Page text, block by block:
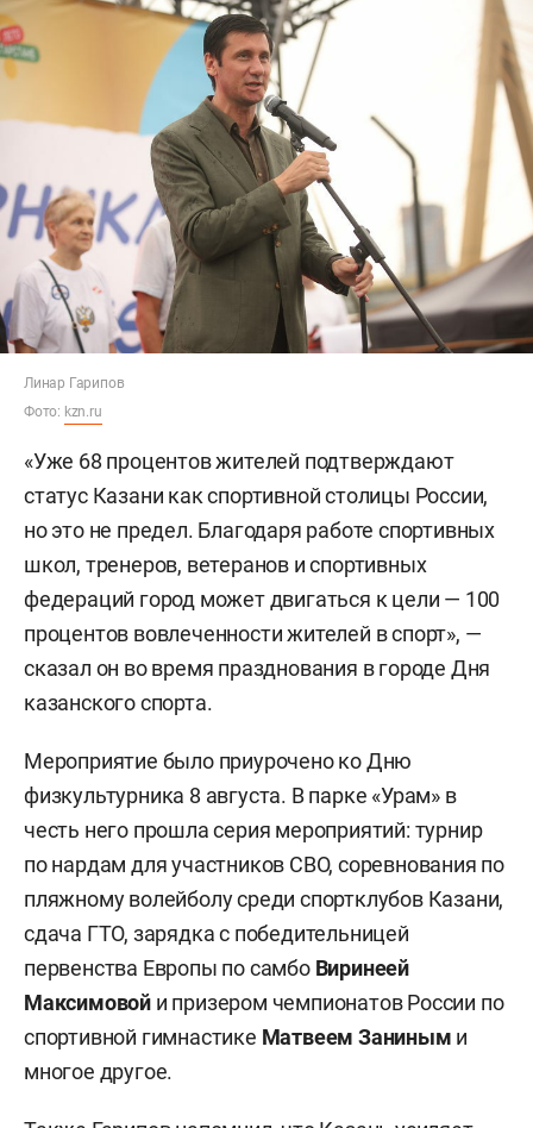
Линар Гарипов
Фото: kzn.ru
«Уже 68 процентов жителей подтверждают
статус Казани как спортивной столицы России,
но это не предел. Благодаря работе спортивных
школ, тренеров, ветеранов и спортивных
федераций город может двигаться к цели — 100
процентов вовлеченности жителей в спорт», —
сказал он во время празднования в городе Дня
казанского спорта.
Мероприятие было приурочено ко Дню
физкультурника 8 августа. В парке «Урам» в
честь него прошла серия мероприятий: турнир
по нардам для участников СВО, соревнования по
пляжному волейболу среди спортклубов Казани,
сдача ГТО, зарядка с победительницей
первенства Европы по самбо Виринеей
Максимовой и призером чемпионатов России по
спортивной гимнастике Матвеем Заниным и
многое другое.